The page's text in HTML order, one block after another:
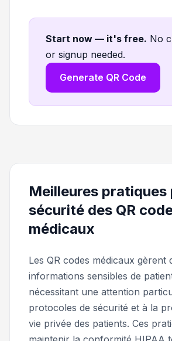
Start now — it's free. No
or signup needed.
Generate QR Code
Meilleures pratiques
sécurité des QR
médicaux
Les QR codes médicaux gèrent
informations sensibles de
nécessitant une attention
protocoles de sécurité et à la
vie privée des patients. Ces